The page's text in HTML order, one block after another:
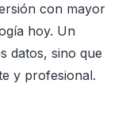
con mayor
hoy. Un
datos, sino que
y profesional.